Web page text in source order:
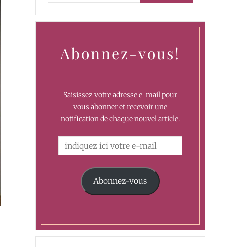
Abonnez-vous!
Saisissez votre adresse e-mail pour
vous abonner et recevoir une
notification de chaque nouvel article.
Abonnez-vous